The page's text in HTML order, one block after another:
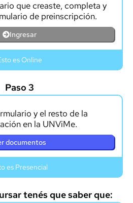
Paso 3
que creaste, completa y
de preinscripción.
Ingresar
y el resto de la
en la UNViMe.
documentos
es Online
es Presencial
tenés que saber que: